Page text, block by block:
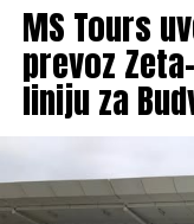
MS Tours
prevoz
liniju za